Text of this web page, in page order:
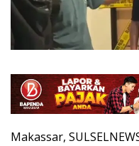
Makassar,